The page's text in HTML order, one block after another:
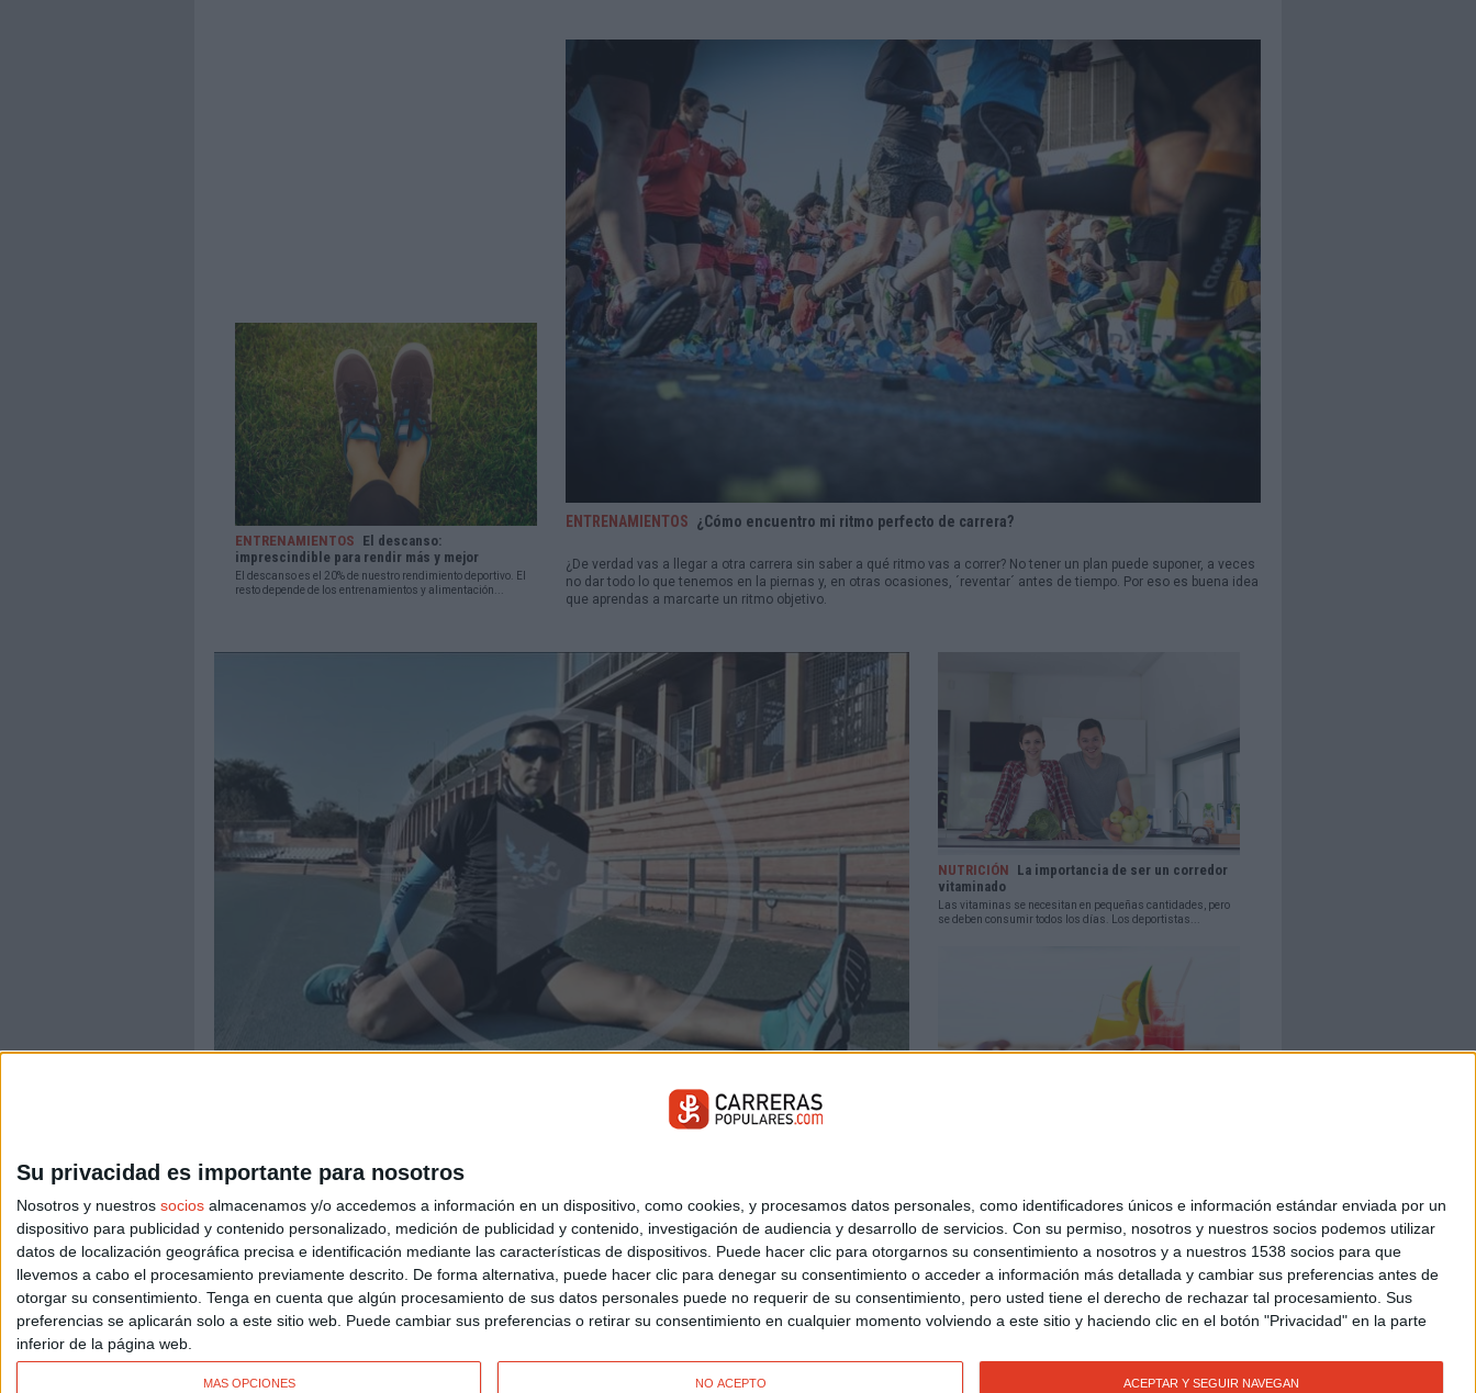
Su privacidad es importante para nosotros
Nosotros y nuestros socios almacenamos y/o accedemos a información en un dispositivo, como cookies, y procesamos datos personales, como identificadores únicos e información estándar enviada por un
dispositivo para publicidad y contenido personalizado, medición de publicidad y contenido, investigación de audiencia y desarrollo de servicios. Con su permiso, nosotros y nuestros socios podemos utilizar
datos de localización geográfica precisa e identificación mediante las características de dispositivos. Puede hacer clic para otorgarnos su consentimiento a nosotros y a nuestros 1538 socios para que
llevemos a cabo el procesamiento previamente descrito. De forma alternativa, puede hacer clic para denegar su consentimiento o acceder a información más detallada y cambiar sus preferencias antes de
otorgar su consentimiento. Tenga en cuenta que algún procesamiento de sus datos personales puede no requerir de su consentimiento, pero usted tiene el derecho de rechazar tal procesamiento. Sus
preferencias se aplicarán solo a este sitio web. Puede cambiar sus preferencias o retirar su consentimiento en cualquier momento volviendo a este sitio y haciendo clic en el botón "Privacidad" en la parte
inferior de la página web.
MÁS OPCIONES NO ACEPTO ACEPTAR Y SEGUIR NAVEGAN
ENTRENAMIENTOS El descanso:
imprescindible para rendir más y mejor
El descanso es el 20% de nuestro rendimiento deportivo. El
resto depende de los entrenamientos y alimentación...
ENTRENAMIENTOS ¿Cómo encuentro mi ritmo perfecto de carrera?
¿De verdad vas a llegar a otra carrera sin saber a qué ritmo vas a correr? No tener un plan puede suponer, a veces
no dar todo lo que tenemos en la piernas y, en otras ocasiones, ´reventar´ antes de tiempo. Por eso es buena idea
que aprendas a marcarte un ritmo objetivo.
Suele ser la asignatura pendiente de los corredores: los estiramientos. Además de no prestarles mucha
buenos consejos sobre cómo y cuando estirar.
NUTRICIÓN La importancia de ser un corredor
vitaminado
Las vitaminas se necesitan en pequeñas cantidades, pero
se deben consumir todos los días. Los deportistas...
Un zumo fresco es uno de los mejores recuperadores en
verano porque combina la fruta con el agua y azúcares...
© carreraspopulares.com. Todos los derechos reservados.